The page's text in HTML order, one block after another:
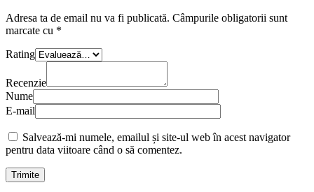
Adresa ta de email nu va fi publicată. Câmpurile obligatorii sunt
marcate cu *
Rating
Recenzie
Nume
E-mail
Salvează-mi numele, emailul și site-ul web în acest navigator
pentru data viitoare când o să comentez.